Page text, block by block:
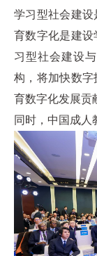
学习型社会建
育数字化是建
习型社会建设
构，将加快数
育数字化发展贡
同时，中国成人